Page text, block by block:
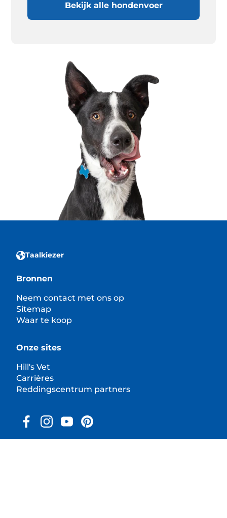
Bekijk alle hondenvoer
Taalkiezer
Bronnen
Neem contact met ons op
Sitemap
Waar te koop
Onze sites
Hill's Vet
Carrières
Reddingscentrum partners